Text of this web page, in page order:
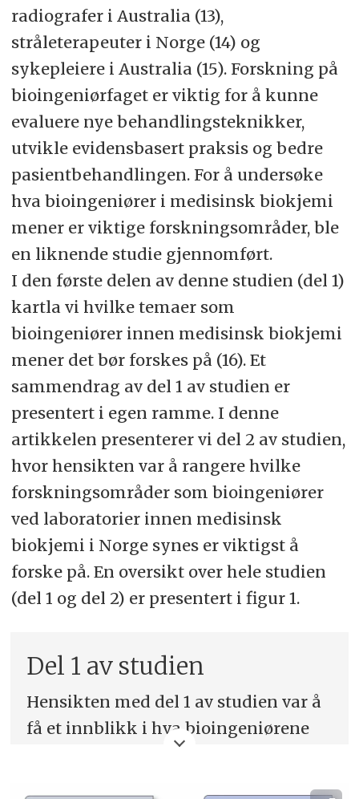
radiografer i Australia (13),
stråleterapeuter i Norge (14) og
sykepleiere i Australia (15). Forskning på
bioingeniørfaget er viktig for å kunne
evaluere nye behandlingsteknikker,
utvikle evidensbasert praksis og bedre
pasientbehandlingen. For å undersøke
hva bioingeniører i medisinsk biokjemi
mener er viktige forskningsområder, ble
en liknende studie gjennomført.
I den første delen av denne studien (del 1)
kartla vi hvilke temaer som
bioingeniører innen medisinsk biokjemi
mener det bør forskes på (16). Et
sammendrag av del 1 av studien er
presentert i egen ramme. I denne
artikkelen presenterer vi del 2 av studien,
hvor hensikten var å rangere hvilke
forskningsområder som bioingeniører
ved laboratorier innen medisinsk
biokjemi i Norge synes er viktigst å
forske på. En oversikt over hele studien
(del 1 og del 2) er presentert i figur 1.
Del 1 av studien
Hensikten med del 1 av studien var å
få et innblikk i hva bioingeniørene